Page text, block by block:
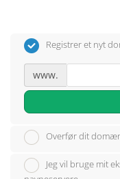
Registrer et nyt
www.
Overfør dit
Jeg vil bruge mit